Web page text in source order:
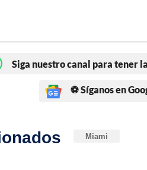
Siga nuestro canal para tener
⚽ Síganos en
Miami